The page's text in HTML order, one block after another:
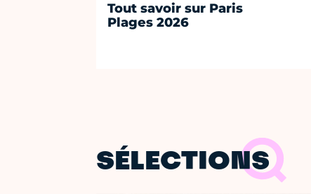
Tout savoir sur Paris
Plages 2026
SÉLECTIONS